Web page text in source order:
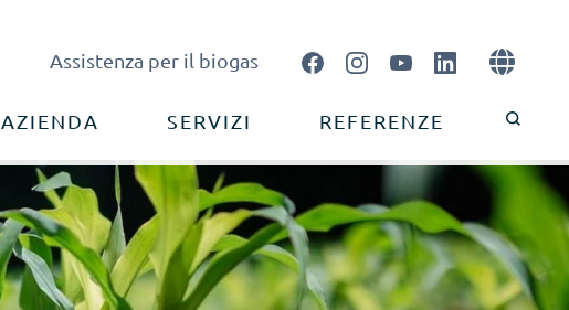
Assistenza per il biogas 
AZIENDA SERVIZI REFERENZE